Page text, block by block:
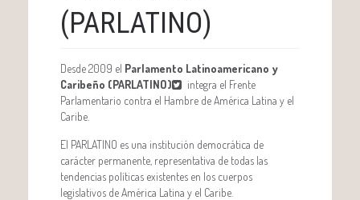
(PARLATINO)
Desde 2009 el Parlamento Latinoamericano y
Caribeño (PARLATINO)
integra el Frente
Parlamentario contra el Hambre de América Latina y el
Caribe.
El PARLATINO es una institución democrática de
carácter permanente, representativa de todas las
tendencias políticas existentes en los cuerpos
legislativos de América Latina y el Caribe.